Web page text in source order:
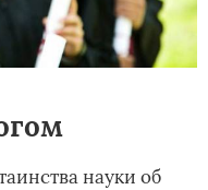
науки об